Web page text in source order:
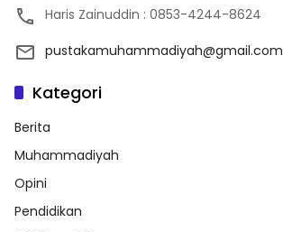
Haris Zainuddin : 0853-4244-8624
pustakamuhammadiyah@gmail.com
Kategori
Berita
Muhammadiyah
Opini
Pendidikan